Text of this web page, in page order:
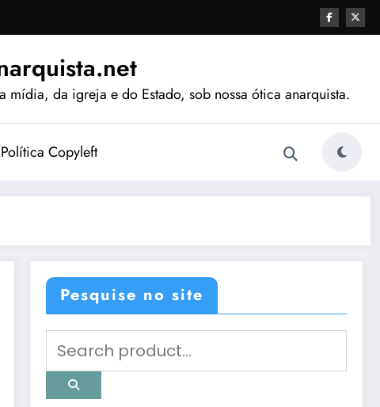
mídia, da igreja e do Estado, sob nossa ótica anarquista.
Política Copyleft
Pesquise no site